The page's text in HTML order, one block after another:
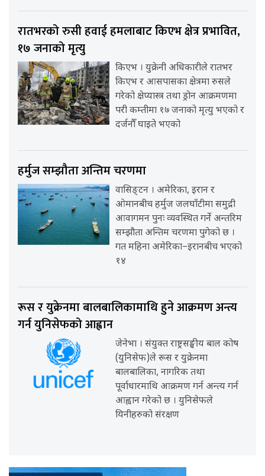
रातभरको रुसी हवाई हमलाबाट किएभ क्षेत्र प्रभावित,
१७ जनाको मृत्यु
किएभ । युक्रेनी अधिकारीले रातभर
किएभ र आसपासका क्षेत्रमा रुसले
गरेको क्षेप्यास्त्र तथा ड्रोन आक्रमणमा
परी कम्तीमा १७ जनाको मृत्यु भएको र
दर्जनौँ घाइते भएको
हर्मुज सम्झौता अन्तिम चरणमा
वासिङ्टन । अमेरिका, इरान र
ओमानबीच हर्मुज जलघाँटीमा समुद्री
आवागमन पुनः व्यवस्थित गर्ने अन्तरिम
सम्झौता अन्तिम चरणमा पुगेको छ ।
गत महिना अमेरिका–इरानबीच भएको
१४
रूस र युक्रेनमा बालबालिकामाथि हुने आक्रमण अन्त्य
गर्न युनिसेफको आह्वान
जेनेभा । संयुक्त राष्ट्रसङ्घीय बाल कोष
(युनिसेफ)ले रूस र युक्रेनमा
बालबालिका, नागरिक तथा
पूर्वाधारमाथि आक्रमण गर्न अन्त्य गर्न
आह्वान गरेको छ । युनिसेफले
यिनीहरुको संरक्षण